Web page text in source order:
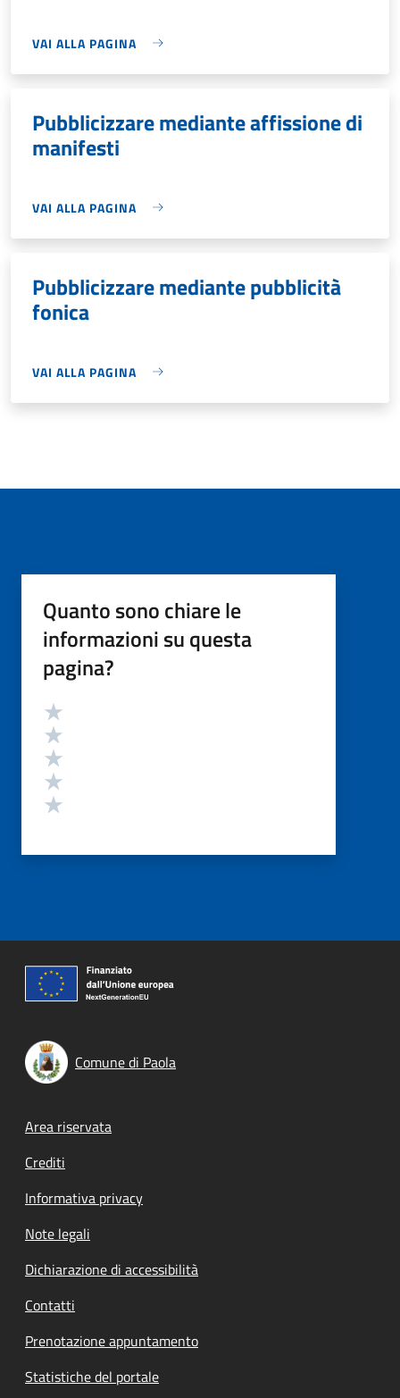
VAI ALLA PAGINA
Pubblicizzare mediante affissione di
manifesti
VAI ALLA PAGINA
Pubblicizzare mediante pubblicità
fonica
VAI ALLA PAGINA
Quanto sono chiare le
informazioni su questa
pagina?
Valutazione
Comune di Paola
Footer menu
Area riservata
Crediti
Informativa privacy
Note legali
Dichiarazione di accessibilità
Contatti
Prenotazione appuntamento
Statistiche del portale